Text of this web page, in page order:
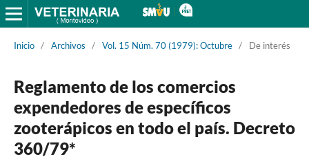
Inicio / Archivos / Vol. 15 Núm. 70 (1979): Octubre / De interés
Reglamento de los comercios
expendedores de específicos
zooterápicos en todo el país. Decreto
360/79*